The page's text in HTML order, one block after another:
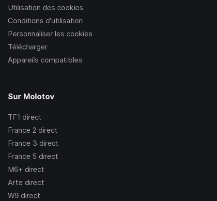
Utilisation des cookies
Conditions d’utilisation
Personnaliser les cookies
Télécharger
Appareils compatibles
Sur Molotov
TF1 direct
France 2 direct
France 3 direct
France 5 direct
M6+ direct
Arte direct
W9 direct